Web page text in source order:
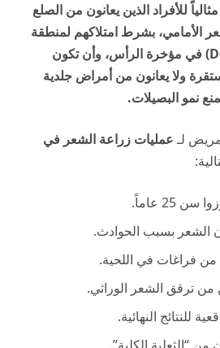
للأفراد الذين يعانون من الصلع
الأمامي، بشرط امتلاكهم لمنطقة
مانحة قوية (Donor Area) في مؤخرة الرأس، وأن تكون
ولا يعانون من أمراض جلدية
نمو البصيلات.
لـعمليات زراعة الشعر في
25 عاماً.
الشعر بسبب الحوادث.
من فراغات في اللحية.
من ترقق الشعر الوراثي.
للنتائج النهائية.